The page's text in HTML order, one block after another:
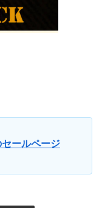
ールページ